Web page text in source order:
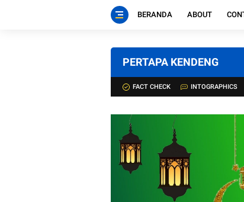
BERANDA ABOUT
PERTAPA KENDENG
FACT CHECK INTOGRAPHICS